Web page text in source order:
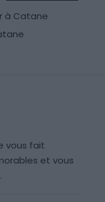
à Catane
vous fait
et vous